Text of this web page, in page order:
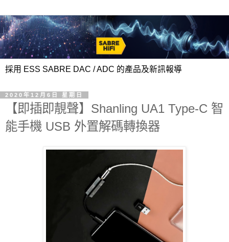
採用 ESS SABRE DAC / ADC 的產品及新訊報導
2020年12月6日 星期日
【即插即靚聲】Shanling UA1 Type-C 智
能手機 USB 外置解碼轉換器